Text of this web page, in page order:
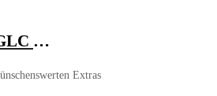
MERCEDES-BENZGLC 250d Exclusive 4m
Extras